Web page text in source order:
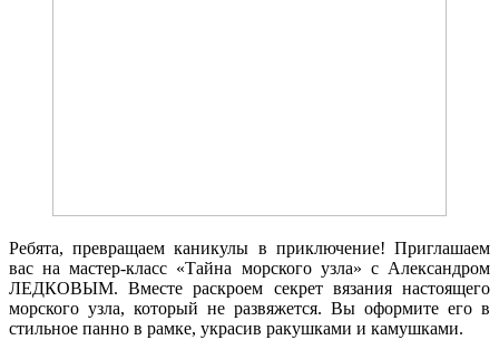
Ребята, превращаем каникулы в приключение! Приглашаем
вас на мастер-класс «Тайна морского узла» с Александром
ЛЕДКОВЫМ. Вместе раскроем секрет вязания настоящего
морского узла, который не развяжется. Вы оформите его в
стильное панно в рамке, украсив ракушками и камушками.